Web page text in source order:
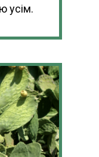
усім.